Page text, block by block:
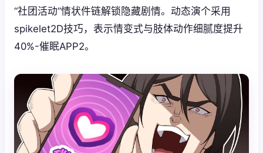
“社团活动”情状件链解锁隐藏剧情。动态演个采用
spikelet2D技巧，表示情变式与肢体动作细腻度提升
40%-催眠APP2。